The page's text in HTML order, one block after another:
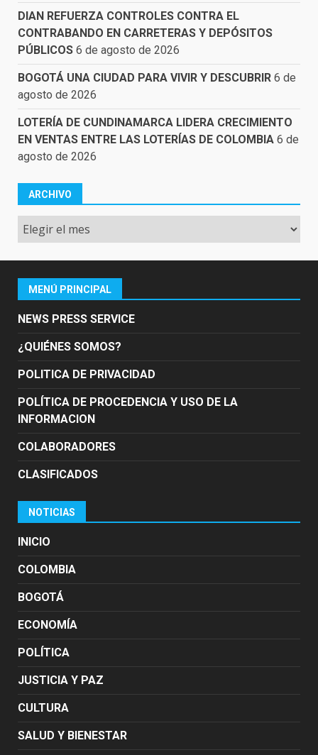
DIAN REFUERZA CONTROLES CONTRA EL
CONTRABANDO EN CARRETERAS Y DEPÓSITOS
PÚBLICOS 6 de agosto de 2026
BOGOTÁ UNA CIUDAD PARA VIVIR Y DESCUBRIR 6 de
agosto de 2026
LOTERÍA DE CUNDINAMARCA LIDERA CRECIMIENTO
EN VENTAS ENTRE LAS LOTERÍAS DE COLOMBIA 6 de
agosto de 2026
ARCHIVO
Archivo
MENÚ PRINCIPAL
NEWS PRESS SERVICE
¿QUIÉNES SOMOS?
POLITICA DE PRIVACIDAD
POLÍTICA DE PROCEDENCIA Y USO DE LA
INFORMACION
COLABORADORES
CLASIFICADOS
NOTICIAS
INICIO
COLOMBIA
BOGOTÁ
ECONOMÍA
POLÍTICA
JUSTICIA Y PAZ
CULTURA
SALUD Y BIENESTAR